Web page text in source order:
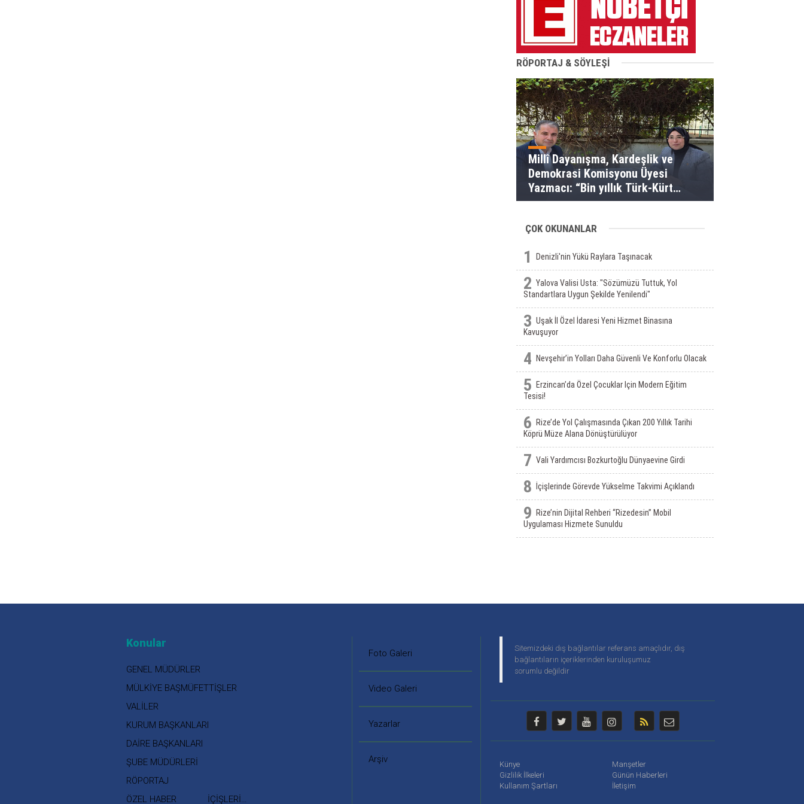
RÖPORTAJ & SÖYLEŞİ
Millî Dayanışma, Kardeşlik ve
Demokrasi Komisyonu Üyesi
Yazmacı: “Bin yıllık Türk-Kürt
kardeşliği bir slogan değil, bu
ÇOK OKUNANLAR
1 Denizli'nin Yükü Raylara Taşınacak
2 Yalova Valisi Usta: "Sözümüzü Tuttuk, Yol
Standartlara Uygun Şekilde Yenilendi"
3 Uşak İl Özel İdaresi Yeni Hizmet Binasına
Kavuşuyor
4 Nevşehir’in Yolları Daha Güvenli Ve Konforlu Olacak
5
Erzincan’da Özel Çocuklar Için Modern Eğitim
Tesisi!
6
Rize’de Yol Çalışmasında Çıkan 200 Yıllık Tarihi
Köprü Müze Alana Dönüştürülüyor
7 Vali Yardımcısı Bozkurtoğlu Dünyaevine Girdi
8 İçişlerinde Görevde Yükselme Takvimi Açıklandı
9
Rize’nin Dijital Rehberi “Rizedesin” Mobil
Uygulaması Hizmete Sunuldu
Sitemizdeki dış bağlantılar referans amaçlıdır, dış
bağlantıların içeriklerinden kuruluşumuz
sorumlu değildir
Künye
Gizlilik İlkeleri
Kullanım Şartları
Manşetler
Günün Haberleri
İletişim
Foto Galeri
Video Galeri
Yazarlar
Arşiv
Konular
GENEL MÜDÜRLER
MÜLKİYE BAŞMÜFETTİŞLER
VALİLER
KURUM BAŞKANLARI
DAİRE BAŞKANLARI
ŞUBE MÜDÜRLERİ
RÖPORTAJ
ÖZEL HABER
İÇİŞLERİ